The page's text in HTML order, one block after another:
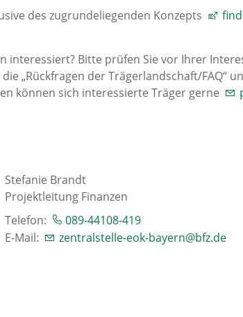
des zugrundeliegenden Konzepts
interessiert? Bitte prüfen Sie vor Ihrer
„Rückfragen der Trägerlandschaft/FAQ“
können sich interessierte Träger gerne
Stefanie Brandt
Projektleitung Finanzen
Telefon:
089-44108-419
E-Mail:
zentralstelle-eok-bayern@bfz.de